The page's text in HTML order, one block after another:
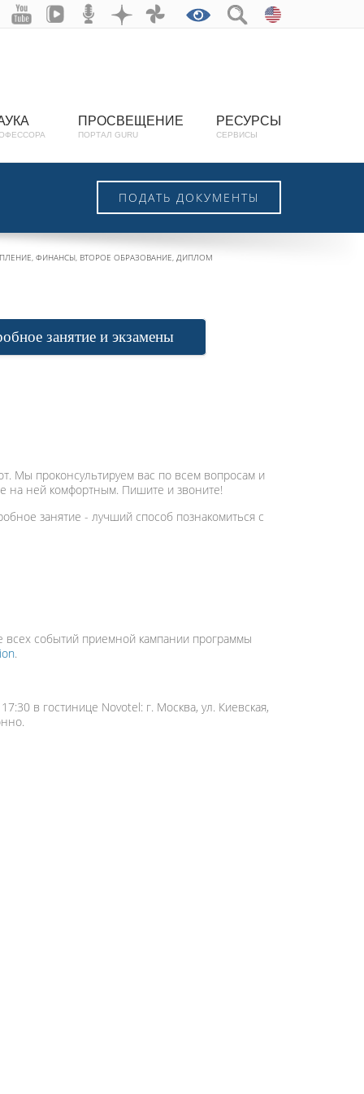
ПРОСВЕЩЕНИЕ
ПОРТАЛ GURU
РЕСУРСЫ
СЕРВИСЫ
ПОДАТЬ ДОКУМЕНТЫ
ФИНАНСЫ, ВТОРОЕ ОБРАЗОВАНИЕ, ДИПЛОМ
занятие и экзамены
Мы проконсультируем вас по всем вопросам и
на ней комфортным. Пишите и звоните!
занятие - лучший способ познакомиться с
всех событий приемной кампании программы
.
в гостинице Novotel: г. Москва, ул. Киевская,